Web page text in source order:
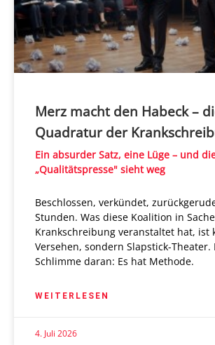
Merz macht den Habeck –
Quadratur der
Ein absurder Satz, eine Lüge – und
„Qualitätspresse" sieht weg
Beschlossen, verkündet,
Stunden. Was diese Koalition in
Krankschreibung veranstaltet hat, ist
Versehen, sondern Slapstick-Theater.
Schlimme daran: Es hat Methode.
WEITERLESEN
4. Juli 2026